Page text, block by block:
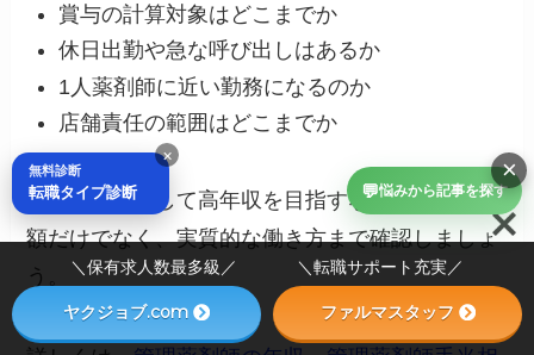
賞与の計算対象はどこまでか
休日出勤や急な呼び出しはあるか
1人薬剤師に近い勤務になるのか
店舗責任の範囲はどこまでか
管理薬剤師として高年収を目指すなら、手当の金
額だけでなく、実質的な働き方まで確認しましょ
う。
💬悩みから記事を探す
×
×
無料診断
転職タイプ診断
＼保有求人数最多級／ ＼転職サポート充実／
ヤクジョブ.com ファルマスタッフ